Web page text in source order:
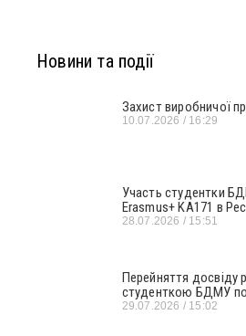
Новини та події
Захист виробничої
10.07.2026 16:29
Участь студентки
Erasmus+ KA171 в
28.07.2026 15:51
Перейняття досвіду
студенткою БДМУ по
29.07.2026 15:02